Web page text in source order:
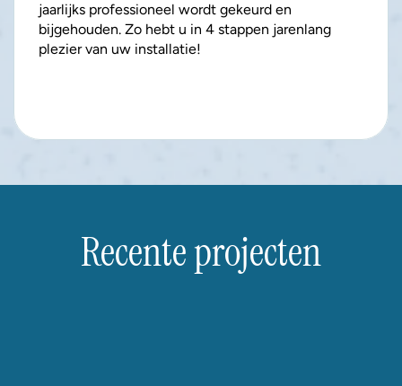
jaarlijks professioneel wordt gekeurd en
bijgehouden. Zo hebt u in 4 stappen jarenlang
plezier van uw installatie!
Recente projecten